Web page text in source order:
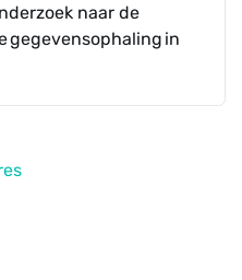
naar de
gegevensophaling in